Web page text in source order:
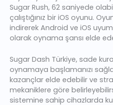
Sugar Rush, 62 saniyede
çalıştığınız bir iOS oyunu.
indirerek Android ve iOS
olarak oynama şansı elde
Sugar Dash Türkiye, sade
oynamaya başlamanızı
kazançlar elde edebilir ve
mekaniklere göre
sistemine sahip cihazlarda